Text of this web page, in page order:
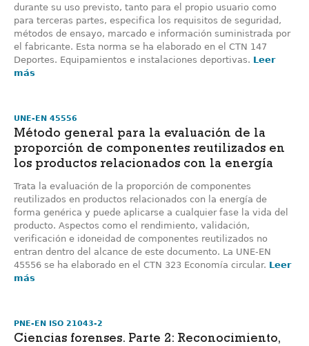
durante su uso previsto, tanto para el propio usuario como
para terceras partes, especifica los requisitos de seguridad,
métodos de ensayo, marcado e información suministrada por
el fabricante. Esta norma se ha elaborado en el CTN 147
Deportes. Equipamientos e instalaciones deportivas. Leer
más
UNE-EN 45556
Método general para la evaluación de la
proporción de componentes reutilizados en
los productos relacionados con la energía
Trata la evaluación de la proporción de componentes
reutilizados en productos relacionados con la energía de
forma genérica y puede aplicarse a cualquier fase la vida del
producto. Aspectos como el rendimiento, validación,
verificación e idoneidad de componentes reutilizados no
entran dentro del alcance de este documento. La UNE-EN
45556 se ha elaborado en el CTN 323 Economía circular. Leer
más
PNE-EN ISO 21043-2
Ciencias forenses. Parte 2: Reconocimiento,